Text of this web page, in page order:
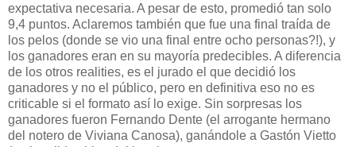
expectativa necesaria. A pesar de esto, promedió tan solo
9,4 puntos. Aclaremos también que fue una final traída de
los pelos (donde se vio una final entre ocho personas?!), y
los ganadores eran en su mayoría predecibles. A diferencia
de los otros realities, es el jurado el que decidió los
ganadores y no el público, pero en definitiva eso no es
criticable si el formato así lo exige. Sin sorpresas los
ganadores fueron Fernando Dente (el arrogante hermano
del notero de Viviana Canosa), ganándole a Gastón Vietto